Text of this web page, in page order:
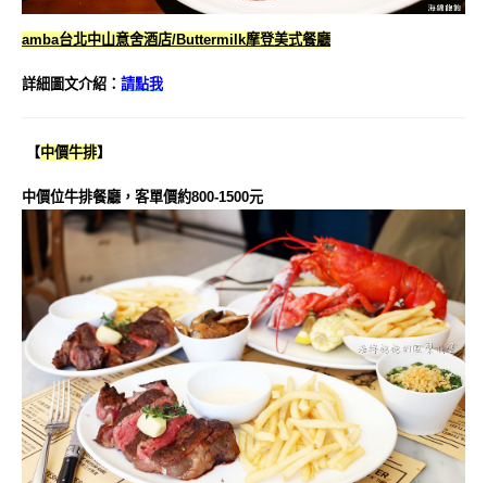
amba台北中山意舍酒店/Buttermilk摩登美式餐廳
詳細圖文介紹： 請點我
【中價牛排】
中價位牛排餐廳，客單價約800-1500元